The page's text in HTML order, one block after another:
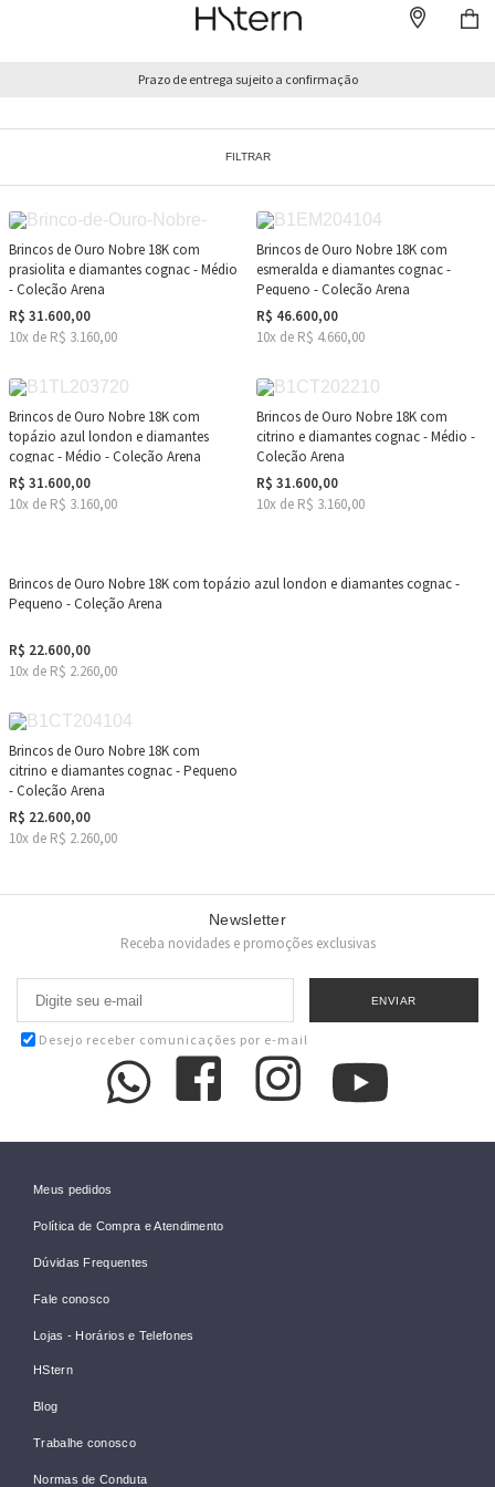
Prazo de entrega sujeito a confirmação
FILTRAR
Brincos de Ouro Nobre 18K com
prasiolita e diamantes cognac - Médio
- Coleção Arena
R$ 31.600,00
10x de R$ 3.160,00
Brincos de Ouro Nobre 18K com
esmeralda e diamantes cognac -
Pequeno - Coleção Arena
R$ 46.600,00
10x de R$ 4.660,00
Brincos de Ouro Nobre 18K com
topázio azul london e diamantes
cognac - Médio - Coleção Arena
R$ 31.600,00
10x de R$ 3.160,00
Brincos de Ouro Nobre 18K com
citrino e diamantes cognac - Médio -
Coleção Arena
R$ 31.600,00
10x de R$ 3.160,00
Brincos de Ouro Nobre 18K com topázio azul london e diamantes cognac -
Pequeno - Coleção Arena
R$ 22.600,00
10x de R$ 2.260,00
Brincos de Ouro Nobre 18K com
citrino e diamantes cognac - Pequeno
- Coleção Arena
R$ 22.600,00
10x de R$ 2.260,00
Newsletter
Receba novidades e promoções exclusivas
Desejo receber comunicações por e-mail
Meus pedidos
Política de Compra e Atendimento
Dúvidas Frequentes
Fale conosco
Lojas - Horários e Telefones
HStern
Blog
Trabalhe conosco
Normas de Conduta